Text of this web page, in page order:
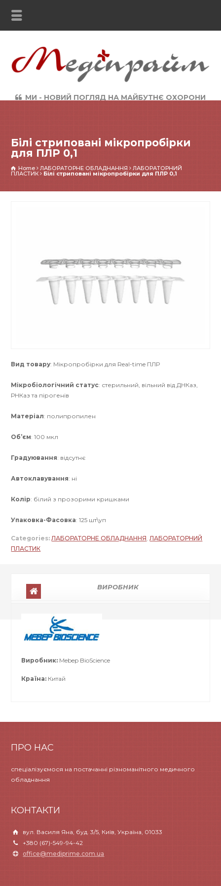
МИ - НОВИЙ ПОГЛЯД НА МАЙБУТНЄ ОХОРОНИ
Білі стриповані мікропробірки
для ПЛР 0,1
Home ЛАБОРАТОРНЕ ОБЛАДНАННЯ ЛАБОРАТОРНИЙ
ПЛАСТИК Білі стриповані мікропробірки для ПЛР 0,1
Вид товару: Мікропробірки для Real-time ПЛР
Мікробіологічний статус: стерильний, вільний від ДНКаз,
РНКаз та пірогенів
Матеріал: полипропилен
Об’єм: 100 мкл
Градуювання: відсутнє
Автоклавування: ні
Колір: білий з прозорими кришками
Упаковка-Фасовка: 125 шт\уп
Categories: ЛАБОРАТОРНЕ ОБЛАДНАННЯ ,ЛАБОРАТОРНИЙ
ПЛАСТИК
ВИРОБНИК
Виробник: Mebep BioScience
Країна: Китай
ПРО НАС
спеціалізуємося на постачанні різноманітного медичного
обладнання
КОНТАКТИ
вул. Василя Яна, буд. 3/5, Київ, Україна, 01033
+380 (67)-549-94-42
office@mediprime.com.ua